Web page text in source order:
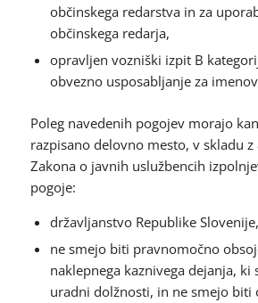
občinskega redarstva in za
občinskega redarja,
opravljen vozniški izpit B
obvezno usposabljanje za
Poleg navedenih pogojev morajo
razpisano delovno mesto, v skladu
Zakona o javnih uslužbencih
pogoje:
državljanstvo Republike Slovenije,
ne smejo biti pravnomočno
naklepnega kaznivega dejanja, ki
uradni dolžnosti, in ne smejo biti